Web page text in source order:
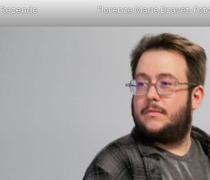
Florence Marie Dravet-